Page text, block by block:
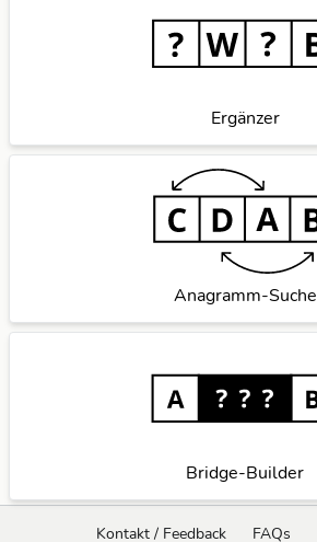
Ergänzer
Anagramm-Suche
Bridge-Builder
Kontakt / Feedback FAQs